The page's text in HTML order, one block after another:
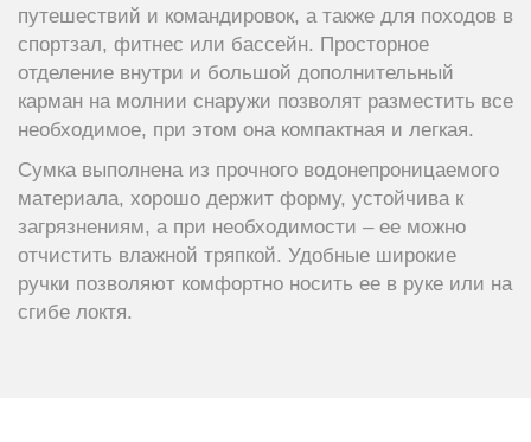
путешествий и командировок, а также для походов в
спортзал, фитнес или бассейн. Просторное
отделение внутри и большой дополнительный
карман на молнии снаружи позволят разместить все
необходимое, при этом она компактная и легкая.
Сумка выполнена из прочного водонепроницаемого
материала, хорошо держит форму, устойчива к
загрязнениям, а при необходимости – ее можно
отчистить влажной тряпкой. Удобные широкие
ручки позволяют комфортно носить ее в руке или на
сгибе локтя.